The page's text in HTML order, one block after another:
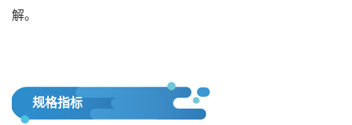
解。
规格指标